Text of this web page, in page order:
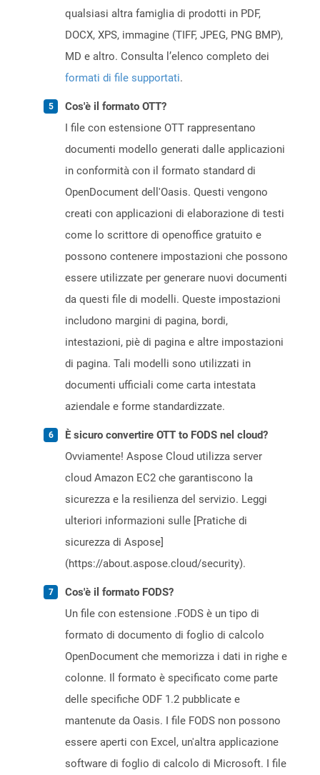
qualsiasi altra famiglia di prodotti in PDF,
DOCX, XPS, immagine (TIFF, JPEG, PNG BMP),
MD e altro. Consulta l’elenco completo dei
formati di file supportati.
Cos'è il formato OTT?
I file con estensione OTT rappresentano
documenti modello generati dalle applicazioni
in conformità con il formato standard di
OpenDocument dell'Oasis. Questi vengono
creati con applicazioni di elaborazione di testi
come lo scrittore di openoffice gratuito e
possono contenere impostazioni che possono
essere utilizzate per generare nuovi documenti
da questi file di modelli. Queste impostazioni
includono margini di pagina, bordi,
intestazioni, piè di pagina e altre impostazioni
di pagina. Tali modelli sono utilizzati in
documenti ufficiali come carta intestata
aziendale e forme standardizzate.
È sicuro convertire OTT to FODS nel cloud?
Ovviamente! Aspose Cloud utilizza server
cloud Amazon EC2 che garantiscono la
sicurezza e la resilienza del servizio. Leggi
ulteriori informazioni sulle [Pratiche di
sicurezza di Aspose]
(https://about.aspose.cloud/security).
Cos'è il formato FODS?
Un file con estensione .FODS è un tipo di
formato di documento di foglio di calcolo
OpenDocument che memorizza i dati in righe e
colonne. Il formato è specificato come parte
delle specifiche ODF 1.2 pubblicate e
mantenute da Oasis. I file FODS non possono
essere aperti con Excel, un'altra applicazione
software di foglio di calcolo di Microsoft. I file